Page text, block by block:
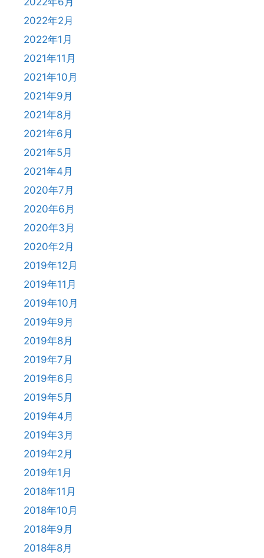
2022年2月
2022年1月
2021年11月
2021年10月
2021年9月
2021年8月
2021年6月
2021年5月
2021年4月
2020年7月
2020年6月
2020年3月
2020年2月
2019年12月
2019年11月
2019年10月
2019年9月
2019年8月
2019年7月
2019年6月
2019年5月
2019年4月
2019年3月
2019年2月
2019年1月
2018年11月
2018年10月
2018年9月
2018年8月